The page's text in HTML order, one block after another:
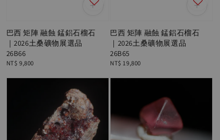
巴西 矩陣 融蝕 錳鋁石榴石
｜2026土桑礦物展選品
26B66
Regular
NT$ 9,800
巴西 矩陣 融蝕 錳鋁石榴石
｜2026土桑礦物展選品
26B65
Regular
NT$ 19,800